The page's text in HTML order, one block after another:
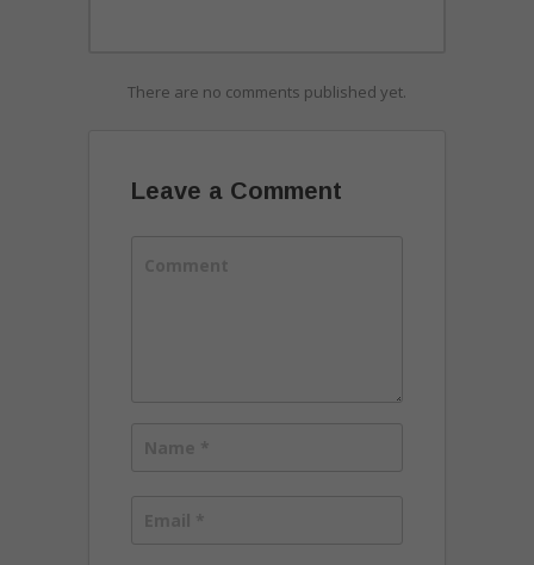
There are no comments published yet.
Leave a Comment